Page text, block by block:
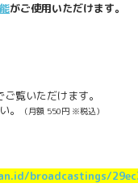
がご使用いただけます。
覧いただけます。
。 （月額 550円 ※税込）
broadcastings/